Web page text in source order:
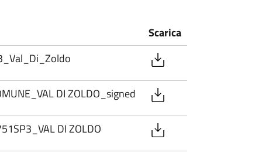
Scarica
DI ZOLDO_signed
DI ZOLDO